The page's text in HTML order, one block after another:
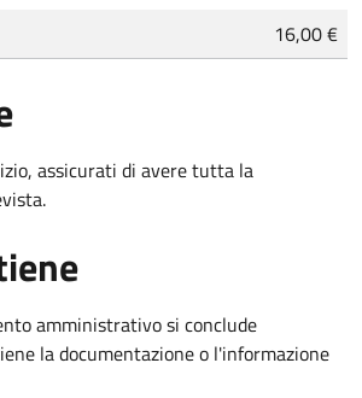
16,00 €
assicurati di avere tutta la
amministrativo si conclude
la documentazione o l'informazione